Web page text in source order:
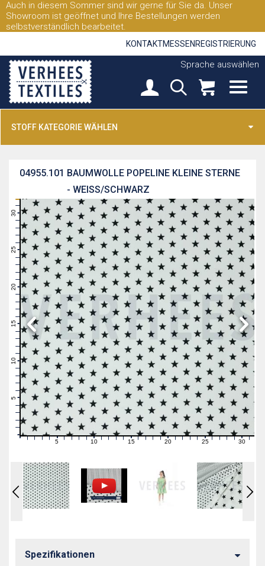
Auch in diesem Sommer sind wir gerne für Sie da. Unser
Showroom ist geöffnet und Ihre Bestellungen werden
selbstverständlich bearbeitet.
KONTAKTMESSEN REGISTRIERUNG
Sprache auswählen
STOFF KATEGORIE WÄHLEN
BAUMWOLLE POPELINE KLEINE STERNE
- WEISS/SCHWARZ
04955.101
0
1
2
4
6
8
10
11
12
13
14
15
16
17
19
21
23
25
26
27
29
0 1 2 3 4 6 7 89 1011121314 161718192021222324 2627282930 31
Spezifikationen